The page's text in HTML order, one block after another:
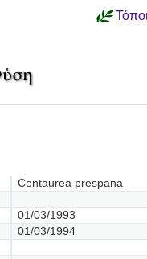
Τόποι
Centaurea prespana
01/03/1993
01/03/1994